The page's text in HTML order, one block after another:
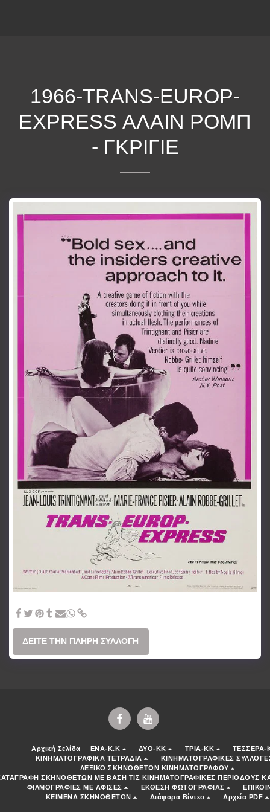
1966-TRANS-EUROP-
EXPRESS ΑΛΑΊΝ ΡΟΜΠ
- ΓΚΡΙΓΙΈ
ΔΕΊΤΕ ΤΗΝ ΠΛΉΡΗ ΣΥΛΛΟΓΉ
Αρχική Σελίδα ENA-K.K ΔΥΟ-ΚΚ ΤΡΙΑ-ΚΚ
ΤΕΣΣΕΡΑ-
ΚΙΝΗΜΑΤΟΓΡΑΦΙΚΑ ΤΕΤΡΑΔΙΑ
ΚΙΝΗΜΑΤΟΓΡΑΦΙΚΕΣ
ΛΕΞΙΚΟ ΣΚΗΝΟΘΕΤΩΝ ΚΙΝΗΜΑΤΟΓΡΑΦΟΥ
ΣΚΗΝΟΘΕΤΩΝ ΜΕ ΒΑΣΗ ΤΙΣ ΚΙΝΗΜΑΤΟΓΡΑΦΙΚΕΣ ΠΕΡΙΟΔΟΥΣ
ΦΙΛΜΟΓΡΑΦΙΕΣ ΜΕ ΑΦΙΣΕΣ
ΕΚΘΕΣΗ ΦΩΤΟΓΡΑΦΙΑΣ
ΚΕΙΜΕΝΑ ΣΚΗΝΟΘΕΤΩΝ
Διάφορα Βίντεο Αρχεία PDF